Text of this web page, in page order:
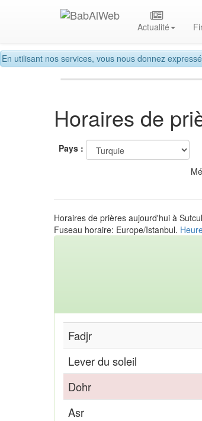
En utilisant nos services, vous nous donnez
Actualité
Horaires de
Pays :
Horaires de prières aujourd'hui à
Fuseau horaire: Europe/Istanbul.
Fadjr
Lever du soleil
Dohr
Asr